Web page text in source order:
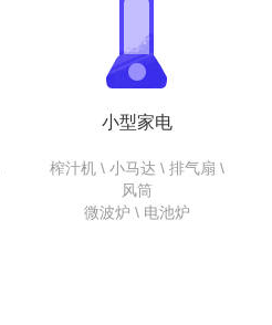
小型家电
榨汁机 \ 小马达 \ 排气扇 \
风筒
微波炉 \ 电池炉